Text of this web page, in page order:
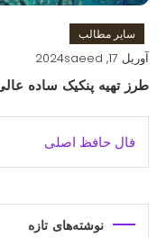
سایر مطالب
آوریل 17, 2024 saeed
طرز تهیه پنکیک ساده
فال حافظ اصلی
نوشته‌های تازه